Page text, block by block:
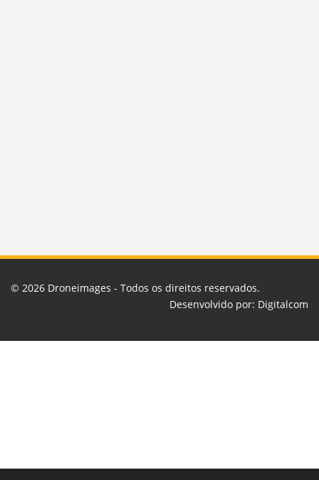
© 2026 Droneimages - Todos os direitos reservados.
Desenvolvido por: Digitalcom